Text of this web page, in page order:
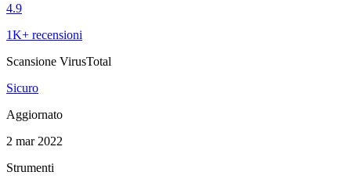
4.9
1K+ recensioni
Scansione VirusTotal
Sicuro
Aggiornato
2 mar 2022
Strumenti